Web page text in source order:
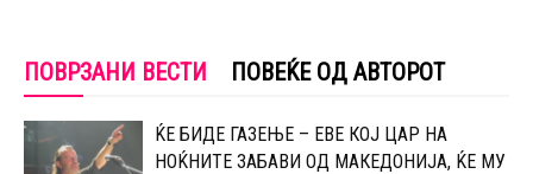
ПОВРЗАНИ ВЕСТИ ПОВЕЌЕ ОД АВТОРОТ
ЌЕ БИДЕ ГАЗЕЊЕ – ЕВЕ КОЈ ЦАР НА
НОЌНИТЕ ЗАБАВИ ОД МАКЕДОНИЈА, ЌЕ МУ